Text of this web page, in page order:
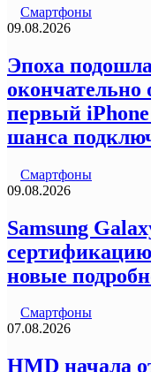
Смартфоны
09.08.2026
Эпоха
окончательно
первый
шанса
Смартфоны
09.08.2026
Samsung
новые
Смартфоны
07.08.2026
HMD начала